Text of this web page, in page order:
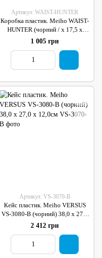
Артикул: WAIST-HUNTER
Коробка пластик. Meiho WAIST-
HUNTER (чорний / х 17,5 х
8,5см
1 005 грн
Артикул: VS-3070-B
Кейс пластик. Meiho VERSUS
VS-3080-B (чорний) 38,0 х 27,0
х 12,0см
2 412 грн